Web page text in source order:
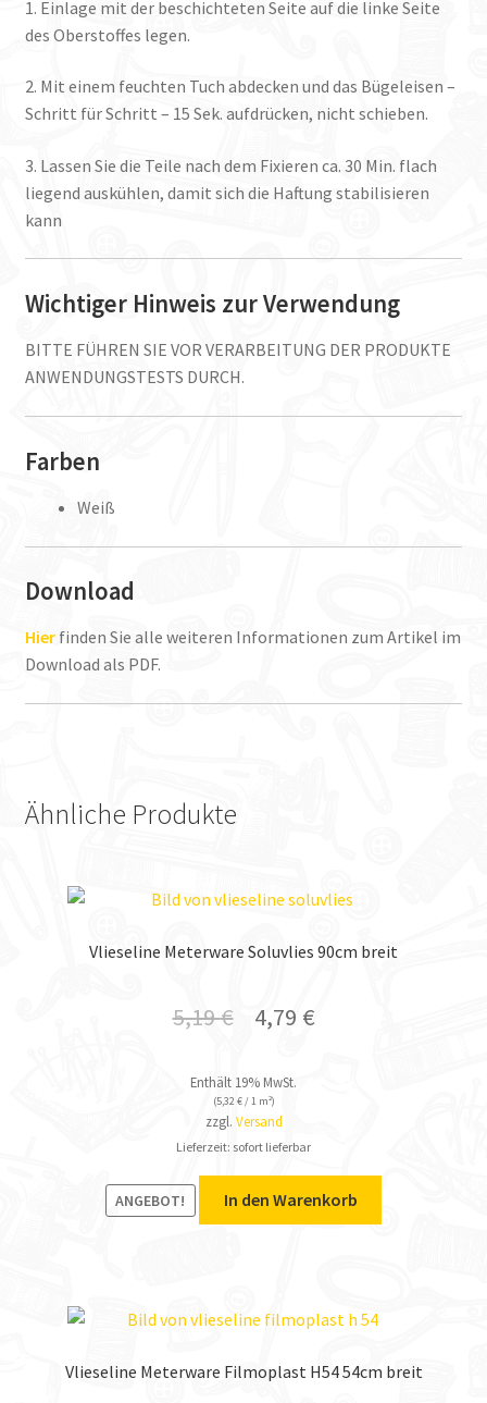
1. Einlage mit der beschichteten Seite auf die linke Seite
des Oberstoffes legen.
2. Mit einem feuchten Tuch abdecken und das Bügeleisen –
Schritt für Schritt – 15 Sek. aufdrücken, nicht schieben.
3. Lassen Sie die Teile nach dem Fixieren ca. 30 Min. flach
liegend auskühlen, damit sich die Haftung stabilisieren
kann
Wichtiger Hinweis zur Verwendung
BITTE FÜHREN SIE VOR VERARBEITUNG DER PRODUKTE
ANWENDUNGSTESTS DURCH.
Farben
Weiß
Download
Hier finden Sie alle weiteren Informationen zum Artikel im
Download als PDF.
Ähnliche Produkte
Vlieseline Meterware Soluvlies 90cm breit
5,19€ 4,79 €
Enthält 19% MwSt.
(5,32€/ 1 m²)
zzgl. Versand
Lieferzeit: sofort lieferbar
ANGEBOT! In den Warenkorb
Vlieseline Meterware Filmoplast H54 54cm breit